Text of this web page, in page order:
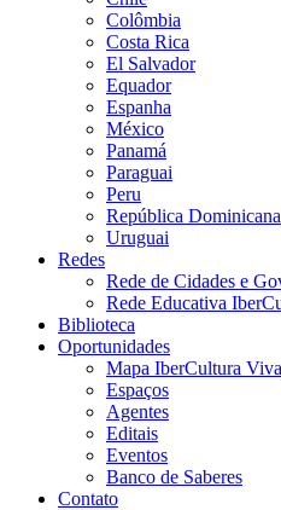
Colômbia
Costa Rica
El Salvador
Equador
Espanha
México
Panamá
Paraguai
Peru
República Dominicana
Uruguai
Redes
Rede de Cidades e
Rede Educativa
Biblioteca
Oportunidades
Mapa IberCultura Viva
Espaços
Agentes
Editais
Eventos
Banco de Saberes
Contato